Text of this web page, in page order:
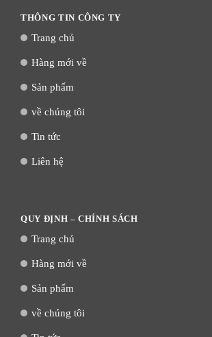
THÔNG TIN CÔNG TY
Trang chủ
Hàng mới về
Sản phẩm
về chúng tôi
Tin tức
Liên hệ
QUY ĐỊNH – CHÍNH SÁCH
Trang chủ
Hàng mới về
Sản phẩm
về chúng tôi